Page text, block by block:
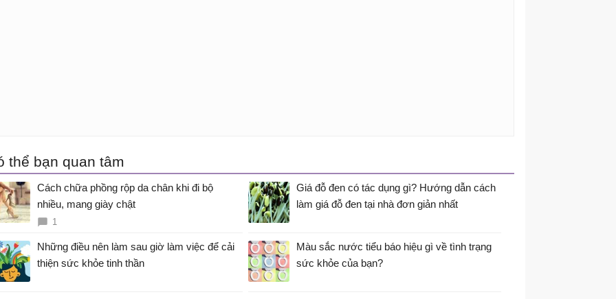
thể bạn quan tâm
Cách chữa phồng rộp da chân khi đi bộ
nhiều, mang giày chật
1
Giá đỗ đen có tác dụng gì? Hướng dẫn cách
làm giá đỗ đen tại nhà đơn giản nhất
Những điều nên làm sau giờ làm việc để cải
thiện sức khỏe tinh thần
Màu sắc nước tiểu báo hiệu gì về tình trạng
sức khỏe của bạn?